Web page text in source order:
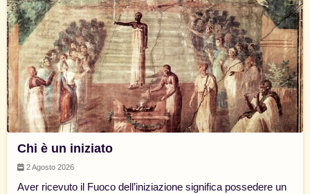
Chi è un iniziato
2 Agosto 2026
Aver ricevuto il Fuoco dell’iniziazione significa possedere un